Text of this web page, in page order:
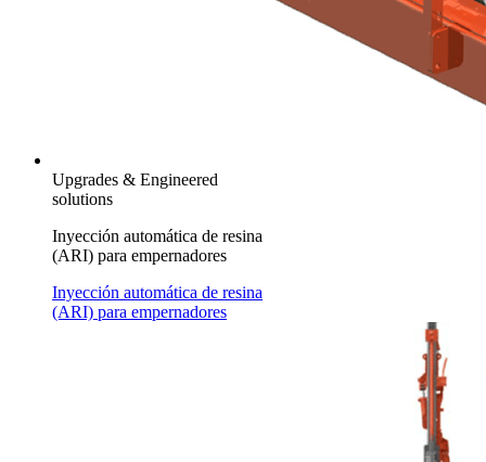
Upgrades & Engineered
solutions
Inyección automática de resina
(ARI) para empernadores
Inyección automática de resina
(ARI) para empernadores